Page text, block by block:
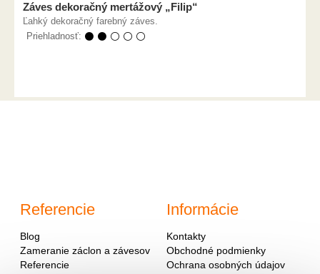
Záves dekoračný mertážový „Filip“
Ľahký dekoračný farebný záves.
Priehladnosť: ⚫ ⚫ ⚪ ⚪ ⚪
Referencie
Blog
Zameranie záclon a závesov
Referencie
Informácie
Kontakty
Obchodné podmienky
Ochrana osobných údajov